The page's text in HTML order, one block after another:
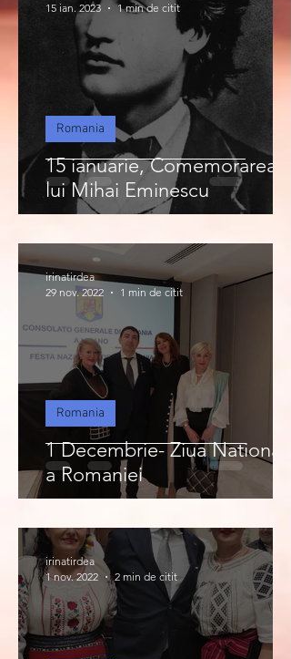
15 ianuarie, Comemorarea
lui Mihai Eminescu
Romania
15 ian. 2023
1 min de citit
1 Decembrie- Ziua Nationala
a Romaniei
Romania
irinatirdea
29 nov. 2022
1 min de citit
irinatirdea
1 nov. 2022
2 min de citit